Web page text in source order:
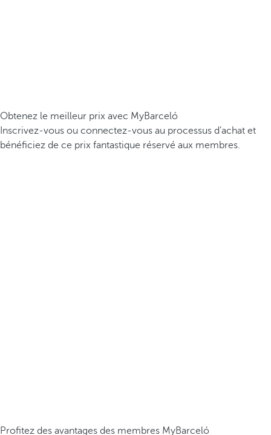
Obtenez le meilleur prix avec MyBarceló
Inscrivez-vous ou connectez-vous au processus d’achat et
bénéficiez de ce prix fantastique réservé aux membres.
Profitez des avantages des membres MyBarceló